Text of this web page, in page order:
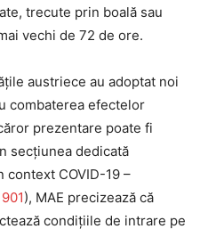
trecute prin boală sau
vechi de 72 de ore.
austriece au adoptat noi
combaterea efectelor
prezentare poate fi
secţiunea dedicată
COVID-19 –
), MAE precizează că
condiţiile de intrare pe